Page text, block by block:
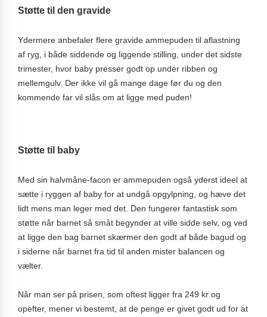
Støtte til den gravide
Ydermere anbefaler flere gravide ammepuden til aflastning
af ryg, i både siddende og liggende stilling, under det sidste
trimester, hvor baby presser godt op under ribben og
mellemgulv. Der ikke vil gå mange dage før du og den
kommende far vil slås om at ligge med puden!
Støtte til baby
Med sin halvmåne-facon er ammepuden også yderst ideel at
sætte i ryggen af baby for at undgå opgylpning, og hæve det
lidt mens man leger med det. Den fungerer fantastisk som
støtte når barnet så småt begynder at ville sidde selv, og ved
at ligge den bag barnet skærmer den godt af både bagud og
i siderne når barnet fra tid til anden mister balancen og
vælter.
Når man ser på prisen, som oftest ligger fra 249 kr og
opefter, mener vi bestemt, at de penge er givet godt ud for at